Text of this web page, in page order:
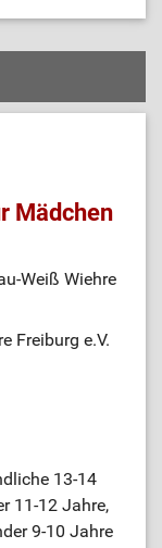
Mädchen
Weiß Wiehre
Freiburg e.V.
13-14
11-12 Jahre,
9-10 Jahre